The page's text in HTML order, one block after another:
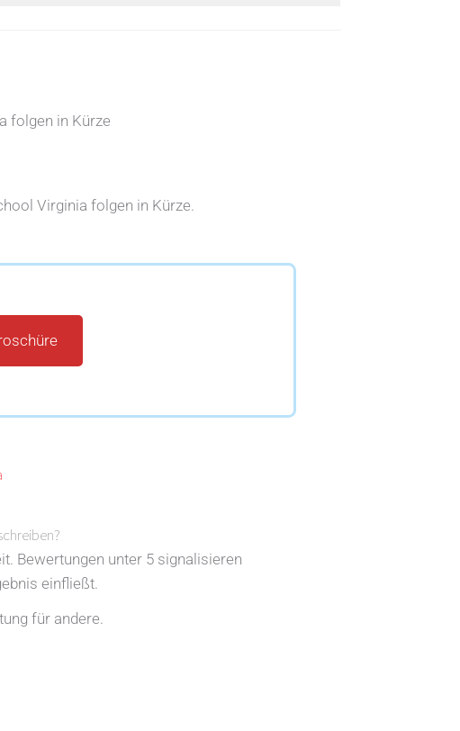
folgen in Kürze
Virginia folgen in Kürze.
Bewertungen unter 5 signalisieren
einfließt.
für andere.